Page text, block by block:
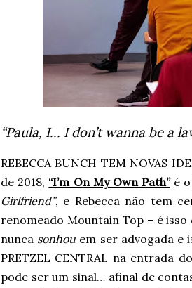
“Paula, I… I don’t wanna be a
REBECCA BUNCH TEM NOVAS
de 2018, “I’m On My Own Path”é o
Girlfriend”, e Rebecca não tem
renomeado Mountain Top – é
nunca sonhou em ser advogada e
PRETZEL CENTRAL na entrada
pode ser um sinal… afinal de